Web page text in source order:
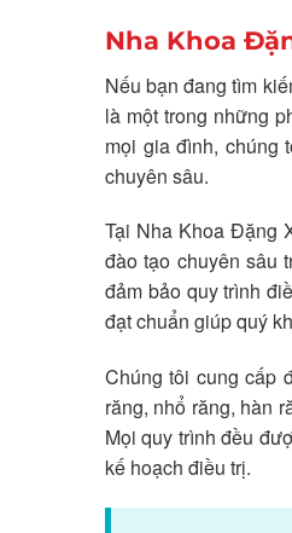
Nha Khoa
Nếu bạn đang tìm
là một trong những
mọi gia đình, chúng
chuyên sâu.
Tại Nha Khoa Đặng
đào tạo chuyên sâu
đảm bảo quy trình
đạt chuẩn giúp quý
Chúng tôi cung cấp
răng, nhổ răng, hàn
Mọi quy trình đều
kế hoạch điều trị.